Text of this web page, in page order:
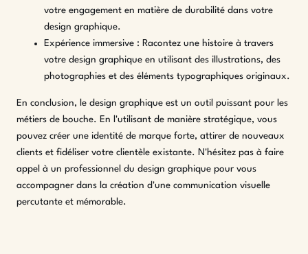
votre engagement en matière de durabilité dans votre
design graphique.
Expérience immersive : Racontez une histoire à travers
votre design graphique en utilisant des illustrations, des
photographies et des éléments typographiques originaux.
En conclusion, le design graphique est un outil puissant pour les
métiers de bouche. En l'utilisant de manière stratégique, vous
pouvez créer une identité de marque forte, attirer de nouveaux
clients et fidéliser votre clientèle existante. N'hésitez pas à faire
appel à un professionnel du design graphique pour vous
accompagner dans la création d'une communication visuelle
percutante et mémorable.